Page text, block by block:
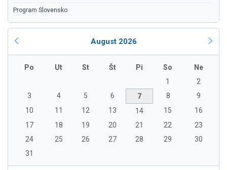
Program Slovensko
August 2026
Po Ut St Št Pi So
Ne
1
2
3
4 5 6 7 8
9
10
11 12 13 14 15
16
17
18 19 20 21 22
23
24
25 26 27 28 29
30
31